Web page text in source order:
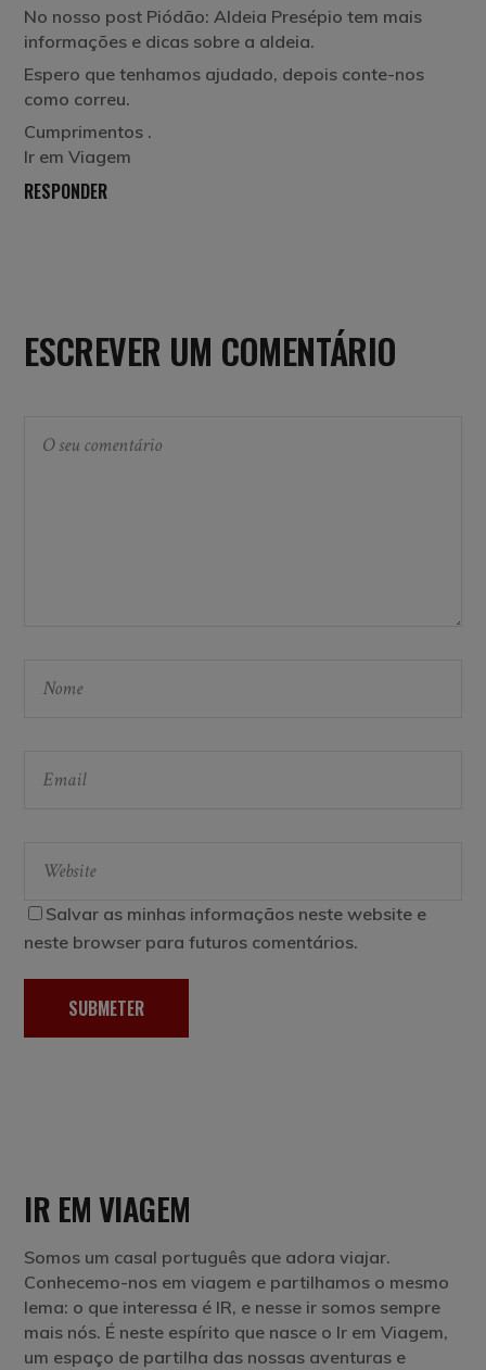
No nosso post Piódão: Aldeia Presépio tem mais
informações e dicas sobre a aldeia.
Espero que tenhamos ajudado, depois conte-nos
como correu.
Cumprimentos .
Ir em Viagem
RESPONDER
ESCREVER UM COMENTÁRIO
Salvar as minhas informaçãos neste website e
neste browser para futuros comentários.
SUBMETER
IR EM VIAGEM
Somos um casal português que adora viajar.
Conhecemo-nos em viagem e partilhamos o mesmo
lema: o que interessa é IR, e nesse ir somos sempre
mais nós. É neste espírito que nasce o Ir em Viagem,
um espaço de partilha das nossas aventuras e